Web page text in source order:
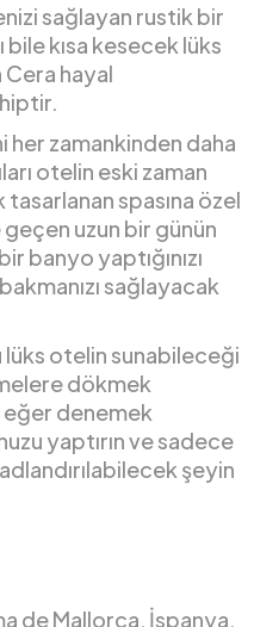
sağlayan rustik bir
bile kısa kesecek lüks
hayal
her zamankinden daha
otelin eski zaman
spasına özel
uzun bir günün
banyo yaptığınızı
sağlayacak
otelin sunabileceği
dökmek
denemek
yaptırın ve sadece
şeyin
de Mallorca, İspanya.